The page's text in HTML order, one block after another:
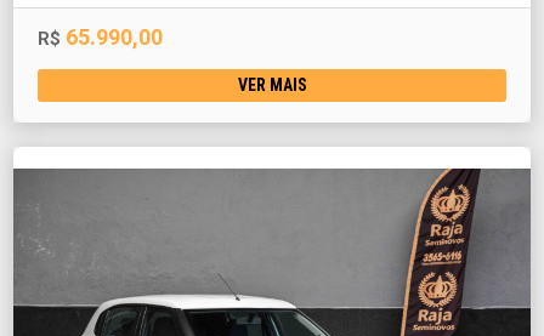
R$ 65.990,00
VER MAIS